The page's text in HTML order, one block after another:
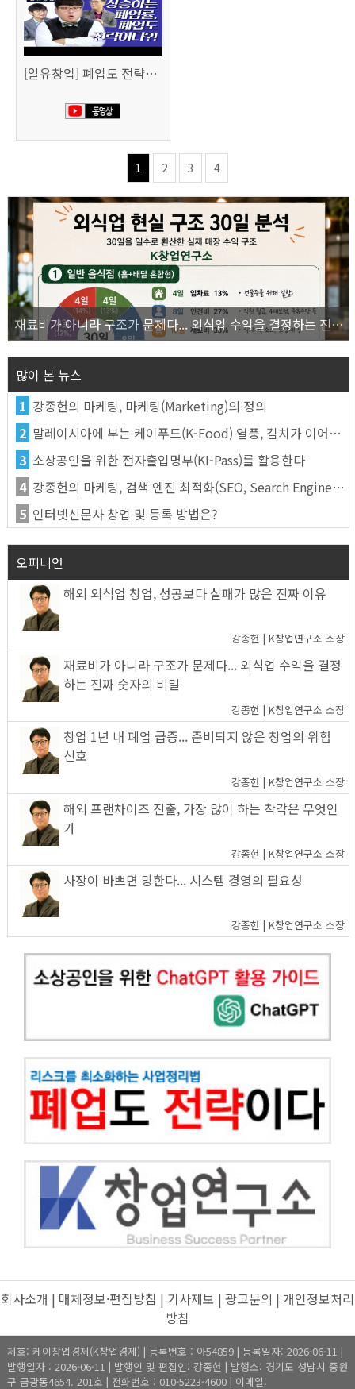
[알유창업] 폐업도 전략이다 사업 정리 노트
1 2 3 4
재료비가 아니라 구조가 문제다... 외식업 수익을 결정하는 진짜 숫자의 비밀
많이 본 뉴스
1 강종헌의 마케팅, 마케팅(Marketing)의 정의
2 말레이시아에 부는 케이푸드(K-Food) 열풍, 김치가 이어간다
3 소상공인을 위한 전자출입명부(KI-Pass)를 활용한다
4 강종헌의 마케팅, 검색 엔진 최적화(SEO, Search Engine Optimization)란
5 인터넷신문사 창업 및 등록 방법은?
오피니언
해외 외식업 창업, 성공보다 실패가 많은 진짜 이유
강종헌 | K창업연구소 소장
재료비가 아니라 구조가 문제다... 외식업 수익을 결정
하는 진짜 숫자의 비밀
강종헌 | K창업연구소 소장
창업 1년 내 폐업 급증... 준비되지 않은 창업의 위험
신호
강종헌 | K창업연구소 소장
해외 프랜차이즈 진출, 가장 많이 하는 착각은 무엇인
가
강종헌 | K창업연구소 소장
사장이 바쁘면 망한다... 시스템 경영의 필요성
강종헌 | K창업연구소 소장
회사소개 | 매체정보·편집방침 | 기사제보 | 광고문의 | 개인정보처리
방침
제호: 케이창업경제(K창업경제) | 등록번호 : 아54859 | 등록일자: 2026-06-11 |
발행일자 : 2026-06-11 | 발행인 및 편집인: 강종헌 | 발행소: 경기도 성남시 중원
구 금광동4654. 201호 | 전화번호 : 010-5223-4600 | 이메일: